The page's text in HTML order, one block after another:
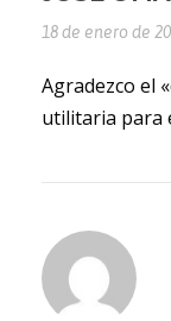
18 de enero de
Agradezco el
utilitaria para